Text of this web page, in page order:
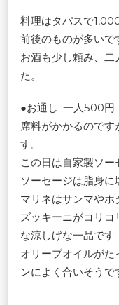
料理はタパスで
前後のものが多いで
お酒も少し頼み、
た。
●お通し :一人500円
席料がかかるので
す。
この日は自家製ソー
ソーセージは脂身に
マリネはサンマやホ
ズッキーニがコリ
な涼しげな一品です
オリーブオイルが
ンによく合いそうで